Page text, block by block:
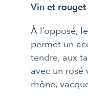
Vin et rouget
À l’opposé,
permet un
tendre, aux
avec un rosé
rhône,